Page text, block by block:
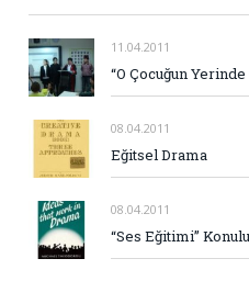
11.04.2011
“O Çocuğun Yerinde
08.04.2011
Eğitsel Drama
08.04.2011
“Ses Eğitimi”